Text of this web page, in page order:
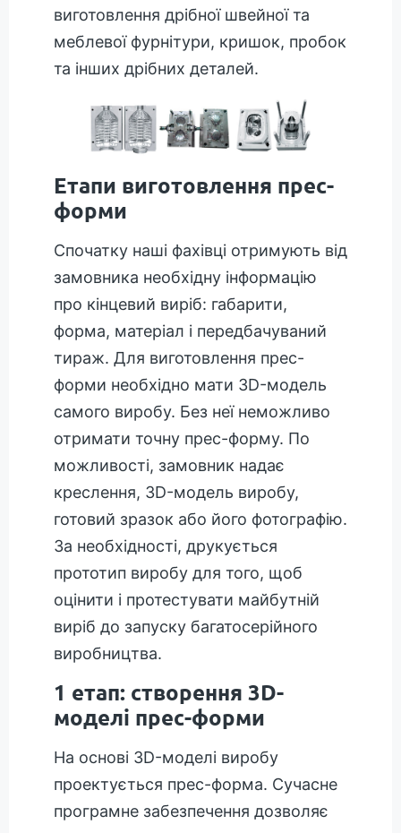
виготовлення дрібної швейної та
меблевої фурнітури, кришок, пробок
та інших дрібних деталей.
Етапи виготовлення прес-
форми
Спочатку наші фахівці отримують від
замовника необхідну інформацію
про кінцевий виріб: габарити,
форма, матеріал і передбачуваний
тираж. Для виготовлення прес-
форми необхідно мати 3D-модель
самого виробу. Без неї неможливо
отримати точну прес-форму. По
можливості, замовник надає
креслення, 3D-модель виробу,
готовий зразок або його фотографію.
За необхідності, друкується
прототип виробу для того, щоб
оцінити і протестувати майбутній
виріб до запуску багатосерійного
виробництва.
1 етап: створення 3D-
моделі прес-форми
На основі 3D-моделі виробу
проектується прес-форма. Сучасне
програмне забезпечення дозволяє